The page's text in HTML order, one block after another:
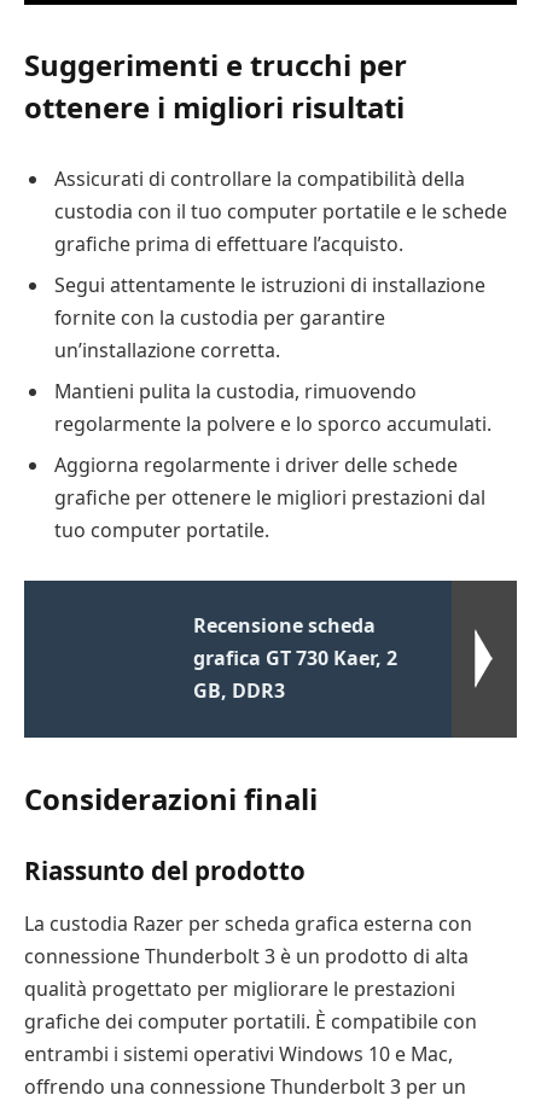
Suggerimenti e trucchi per
ottenere i migliori risultati
Assicurati di controllare la compatibilità della
custodia con il tuo computer portatile e le schede
grafiche prima di effettuare l’acquisto.
Segui attentamente le istruzioni di installazione
fornite con la custodia per garantire
un’installazione corretta.
Mantieni pulita la custodia, rimuovendo
regolarmente la polvere e lo sporco accumulati.
Aggiorna regolarmente i driver delle schede
grafiche per ottenere le migliori prestazioni dal
tuo computer portatile.
Recensione scheda
grafica GT 730 Kaer, 2
GB, DDR3
Considerazioni finali
Riassunto del prodotto
La custodia Razer per scheda grafica esterna con
connessione Thunderbolt 3 è un prodotto di alta
qualità progettato per migliorare le prestazioni
grafiche dei computer portatili. È compatibile con
entrambi i sistemi operativi Windows 10 e Mac,
offrendo una connessione Thunderbolt 3 per un